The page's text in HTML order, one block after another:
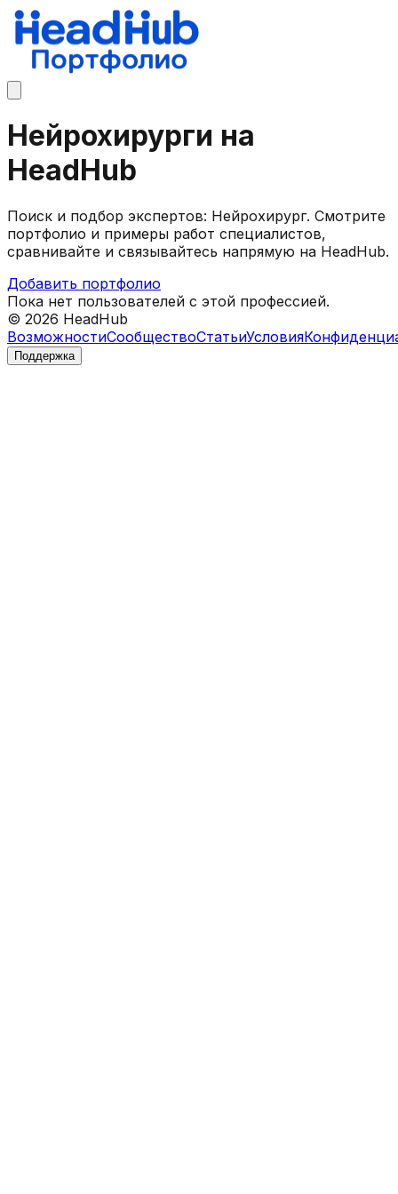
Нейрохирурги на
HeadHub
Поиск и подбор экспертов: Нейрохирург. Смотрите
портфолио и примеры работ специалистов,
сравнивайте и связывайтесь напрямую на HeadHub.
Добавить портфолио
Пока нет пользователей с этой профессией.
© 2026 HeadHub
ВозможностиСообществоСтатьиУсловия
Поддержка